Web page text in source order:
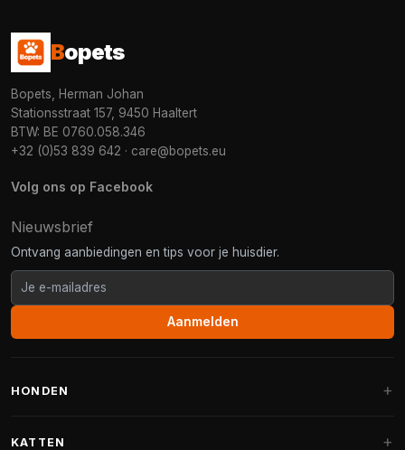
Bopets
Bopets, Herman Johan
Stationsstraat 157, 9450 Haaltert
BTW: BE 0760.058.346
+32 (0)53 839 642 · care@bopets.eu
Volg ons op Facebook
Nieuwsbrief
Ontvang aanbiedingen en tips voor je huisdier.
Aanmelden
HONDEN
KATTEN